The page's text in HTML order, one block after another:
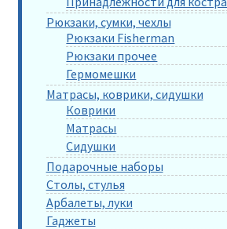
Рюкзаки, сумки, чехлы
Рюкзаки Fisherman
Рюкзаки прочее
Гермомешки
Матрасы, коврики, сидушки
Коврики
Матрасы
Сидушки
Подарочные наборы
Столы, стулья
Арбалеты, луки
Гаджеты